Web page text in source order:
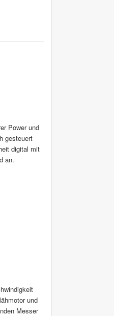
Power und
gesteuert
digital mit
an.
und
Messer